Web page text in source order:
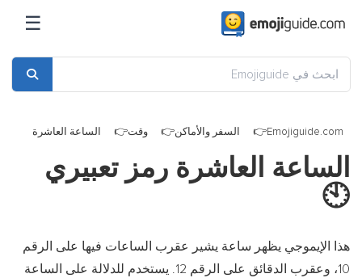
☰
Emojiguide.com السفر والأماكن وقت الساعة العاشرة
الساعة العاشرة رمز تعبيري
🕙
هذا الإيموجي يظهر ساعة يشير عقرب الساعات فيها على الرقم
10، وعقرب الدقائق على الرقم 12. يستخدم للدلالة على الساعة